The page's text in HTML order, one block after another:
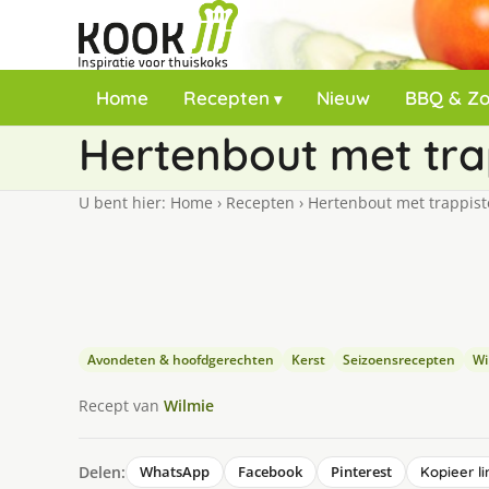
Home Recepten Nieuw BBQ &
Hertenbout met
U bent hier: Home › Recepten › Hertenbout met
Avondeten & hoofdgerechten Kerst Seizoensrecepten
Recept van Wilmie
Delen: WhatsApp Facebook Pinterest Kopieer